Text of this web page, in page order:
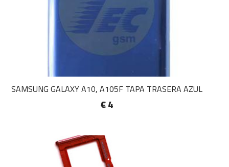
SAMSUNG GALAXY A10, A105F TAPA TRASERA AZUL
€ 4